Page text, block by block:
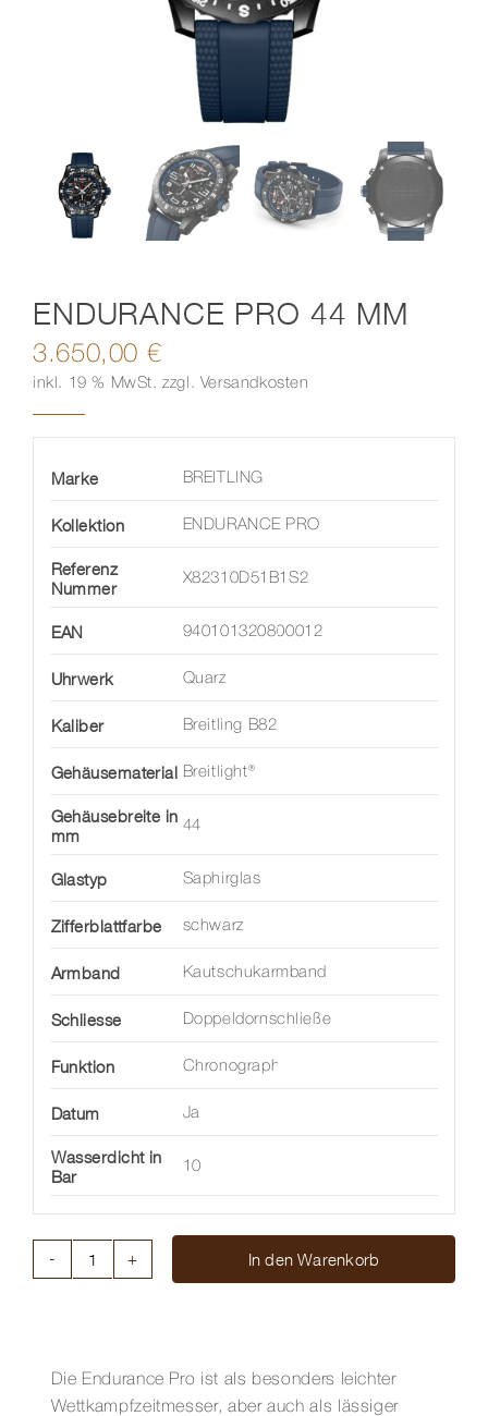
ENDURANCE PRO 44 MM
3.650,00 €
inkl. 19 % MwSt. zzgl. Versandkosten
Marke BREITLING
Kollektion ENDURANCE PRO
Referenz
Nummer
X82310D51B1S2
EAN 940101320800012
Uhrwerk Quarz
Kaliber Breitling B82
Gehäusematerial Breitlight®
Gehäusebreite in
mm
44
Glastyp Saphirglas
Zifferblattfarbe schwarz
Armband Kautschukarmband
Schliesse Doppeldornschließe
Funktion Chronograph
Datum Ja
Wasserdicht in
Bar
10
Menge
In den Warenkorb
Die Endurance Pro ist als besonders leichter
Wettkampfzeitmesser, aber auch als lässiger